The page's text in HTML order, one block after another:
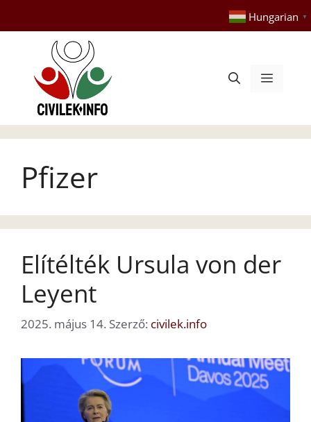
tartalomba
Hungarian ▼
Menü
Pfizer
Elítélték Ursula von der
Leyent
2025. május 14. Szerző: civilek.info